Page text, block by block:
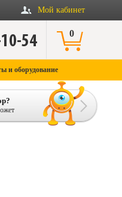
Мой кабинет
54 0
и оборудование